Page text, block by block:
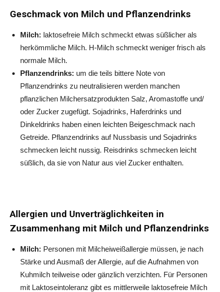
Geschmack von Milch und Pflanzendrinks
Milch: laktosefreie Milch schmeckt etwas süßlicher als
herkömmliche Milch. H-Milch schmeckt weniger frisch als
normale Milch.
Pflanzendrinks: um die teils bittere Note von
Pflanzendrinks zu neutralisieren werden manchen
pflanzlichen Milchersatzprodukten Salz, Aromastoffe und/
oder Zucker zugefügt. Sojadrinks, Haferdrinks und
Dinkeldrinks haben einen leichten Beigeschmack nach
Getreide. Pflanzendrinks auf Nussbasis und Sojadrinks
schmecken leicht nussig. Reisdrinks schmecken leicht
süßlich, da sie von Natur aus viel Zucker enthalten.
Allergien und Unverträglichkeiten in
Zusammenhang mit Milch und Pflanzendrinks
Milch: Personen mit Milcheiweißallergie müssen, je nach
Stärke und Ausmaß der Allergie, auf die Aufnahmen von
Kuhmilch teilweise oder gänzlich verzichten. Für Personen
mit Laktoseintoleranz gibt es mittlerweile laktosefreie Milch